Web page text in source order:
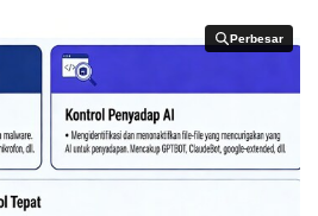
Perbesar
Perbesar